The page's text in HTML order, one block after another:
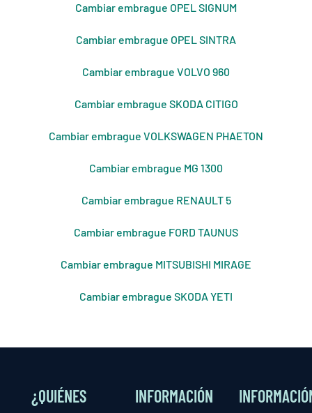
Cambiar embrague OPEL SIGNUM
Cambiar embrague OPEL SINTRA
Cambiar embrague VOLVO 960
Cambiar embrague SKODA CITIGO
Cambiar embrague VOLKSWAGEN PHAETON
Cambiar embrague MG 1300
Cambiar embrague RENAULT 5
Cambiar embrague FORD TAUNUS
Cambiar embrague MITSUBISHI MIRAGE
Cambiar embrague SKODA YETI
¿QUIÉNES
INFORMACIÓN